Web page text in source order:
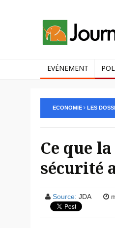
EVÉNEMENT
ECONOMIE LES
Ce que
sécurité
Source: JDA